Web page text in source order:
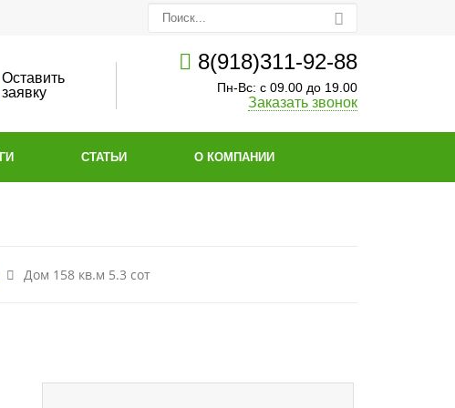
8(918)311-92-88
Пн-Вс: с 09.00 до 19.00
Заказать звонок
Оставить
заявку
СТАТЬИ О КОМПАНИИ
Дом 158 кв.м 5.3 сот